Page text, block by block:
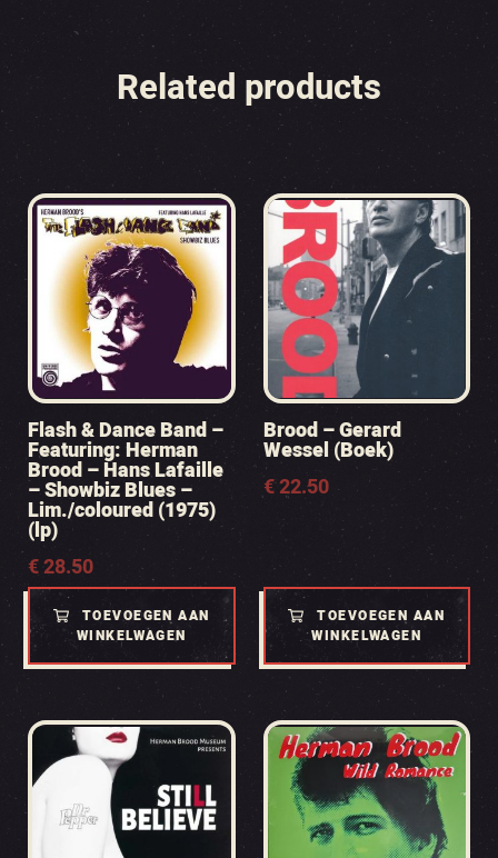
Related products
Flash & Dance Band –
Featuring: Herman
Brood – Hans Lafaille
– Showbiz Blues –
Lim./coloured (1975)
(lp)
€28.50
TOEVOEGEN AAN
WINKELWAGEN
Brood – Gerard
Wessel (Boek)
€22.50
TOEVOEGEN AAN
WINKELWAGEN